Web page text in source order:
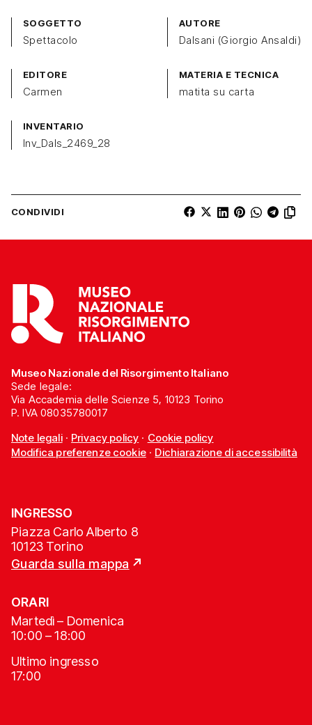
SOGGETTO
Spettacolo
AUTORE
Dalsani (Giorgio Ansaldi)
EDITORE
Carmen
MATERIA E TECNICA
matita su carta
INVENTARIO
Inv_Dals_2469_28
CONDIVIDI
Museo Nazionale del Risorgimento Italiano
Sede legale:
Via Accademia delle Scienze 5, 10123 Torino
P. IVA 08035780017
Note legali· Privacy policy · Cookie policy
Modifica preferenze cookie· Dichiarazione di accessibilità
INGRESSO
Piazza Carlo Alberto 8
10123 Torino
Guarda sulla mappa
ORARI
Martedì – Domenica
10:00 – 18:00
Ultimo ingresso
17:00